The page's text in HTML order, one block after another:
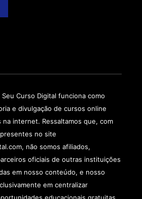
Seu Curso Digital funciona como
e divulgação de cursos online
internet. Ressaltamos que, com
no site
não somos afiliados,
oficiais de outras instituições
em nosso conteúdo, e nosso
em centralizar